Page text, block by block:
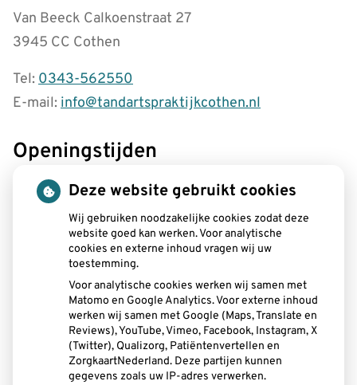
Van Beeck Calkoenstraat 27
3945 CC Cothen
Tel:0343-562550
E-mail:info@tandartspraktijkcothen.nl
Openingstijden
Maandag: 08.00tot
- 12.30
13.00 tot- 19.00
08.00tot
- 12.30
13.00tot
- 17.00
Woensdag:
08.15 tot
- 12.30
Donderdag:
08.00tot
- 12.30
13.00tot
- 17.00
08.00tot
- 12.30
13.00tot
- 15.00
Deze website gebruikt cookies
Wij gebruiken noodzakelijke cookies zodat deze
website goed kan werken. Voor analytische
cookies en externe inhoud vragen wij uw
toestemming.
Voor analytische cookies werken wij samen met
Matomo en Google Analytics. Voor externe inhoud
werken wij samen met Google (Maps, Translate en
Reviews), YouTube, Vimeo, Facebook, Instagram, X
(Twitter), Qualizorg, Patiëntenvertellen en
ZorgkaartNederland. Deze partijen kunnen
gegevens zoals uw IP-adres verwerken.